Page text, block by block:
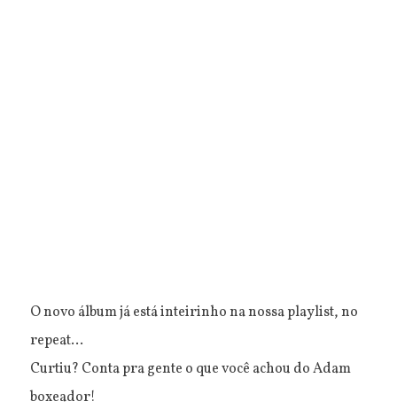
O novo álbum já está inteirinho na nossa playlist, no
repeat...
Curtiu? Conta pra gente o que você achou do Adam
boxeador!